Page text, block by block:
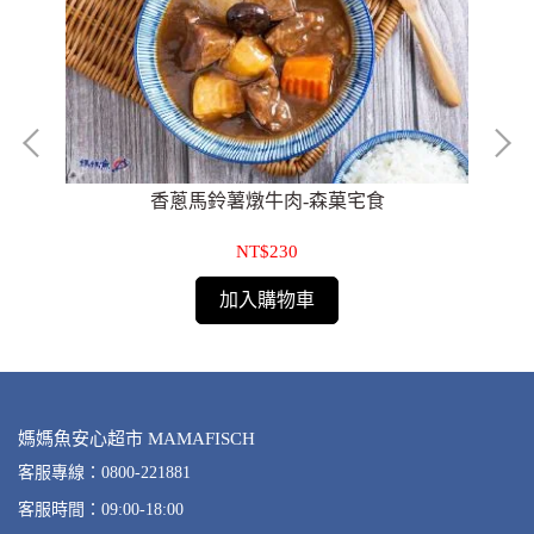
香蔥馬鈴薯燉牛肉-森菓宅食
NT$230
加入購物車
媽媽魚安心超市 MAMAFISCH
客服專線：0800-221881
客服時間：09:00-18:00